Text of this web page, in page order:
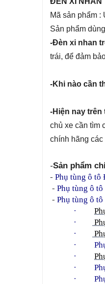
Mã sản phẩm :
Sản phẩm
-Đèn xi nhan
trái, để đảm
-Khi nào cần
-Hiện nay
chủ xe cần tìm
chính hãng
-Sản phẩm
- Phụ tùng ô tô
- Phụ tùng ô
- Phụ tùng ô
·
·
·
·
·
·
·